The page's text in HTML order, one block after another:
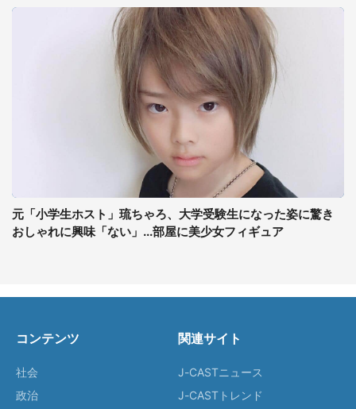
元「小学生ホスト」琉ちゃろ、大学受験生になった姿に驚き
おしゃれに興味「ない」...部屋に美少女フィギュア
コンテンツ
社会
政治
関連サイト
J-CASTニュース
J-CASTトレンド